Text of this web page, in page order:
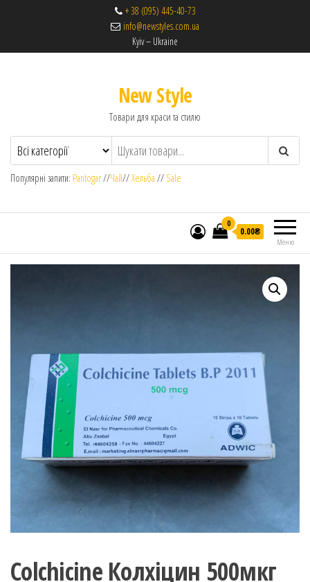
+ 38 (095) 445-40-73
info@newstyles.com.ua
Kyiv – Ukraine
New Style
Товари для краси та стилю
Популярні запити: Pantogar//Чай//Хельба // Sale
Меню
0
0.00₴
Colchicine Колхіцин 500мкг